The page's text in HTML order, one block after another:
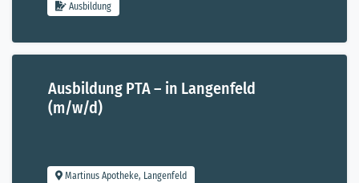
Ausbildung
Ausbildung
Ausbildung PTA – in Langenfeld
(m/w/d)
Martinus Apotheke, Langenfeld